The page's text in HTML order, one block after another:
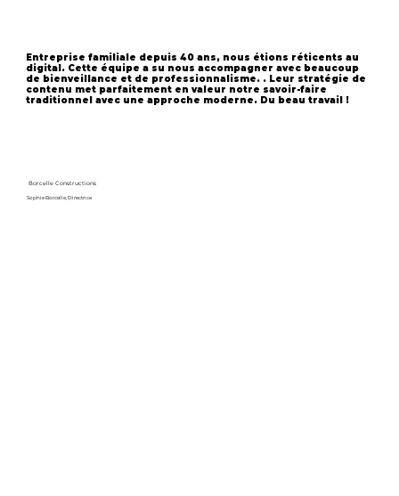
Entreprise familiale depuis 40 ans, nous étions réticents au
digital. Cette équipe a su nous accompagner avec beaucoup
de bienveillance et de professionnalisme. . Leur stratégie de
contenu met parfaitement en valeur notre savoir-faire
traditionnel avec une approche moderne. Du beau travail !
Borcelle Constructions
Sophie Borcelle, Directrice